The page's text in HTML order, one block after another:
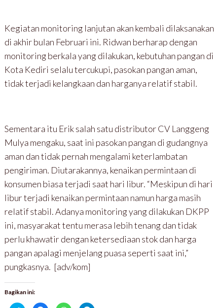
Kegiatan monitoring lanjutan akan kembali dilaksanakan
di akhir bulan Februari ini. Ridwan berharap dengan
monitoring berkala yang dilakukan, kebutuhan pangan di
Kota Kediri selalu tercukupi, pasokan pangan aman,
tidak terjadi kelangkaan dan harganya relatif stabil.
Sementara itu Erik salah satu distributor CV Langgeng
Mulya mengaku, saat ini pasokan pangan di gudangnya
aman dan tidak pernah mengalami keterlambatan
pengiriman. Diutarakannya, kenaikan permintaan di
konsumen biasa terjadi saat hari libur. “Meskipun di hari
libur terjadi kenaikan permintaan namun harga masih
relatif stabil. Adanya monitoring yang dilakukan DKPP
ini, masyarakat tentu merasa lebih tenang dan tidak
perlu khawatir dengan ketersediaan stok dan harga
pangan apalagi menjelang puasa seperti saat ini,”
pungkasnya. [adv/kom]
Bagikan ini: